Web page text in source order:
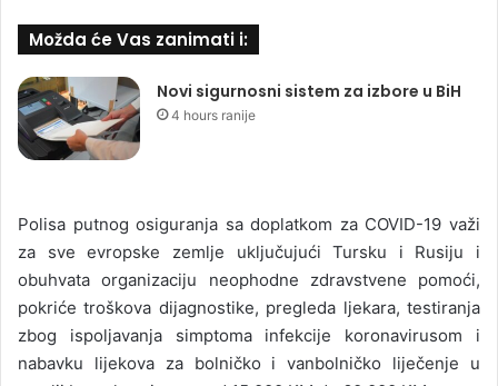
Možda će Vas zanimati i:
Novi sigurnosni sistem za izbore u BiH
4 hours ranije
Polisa putnog osiguranja sa doplatkom za COVID-19 važi
za sve evropske zemlje uključujući Tursku i Rusiju i
obuhvata organizaciju neophodne zdravstvene pomoći,
pokriće troškova dijagnostike, pregleda ljekara, testiranja
zbog ispoljavanja simptoma infekcije koronavirusom i
nabavku lijekova za bolničko i vanbolničko liječenje u